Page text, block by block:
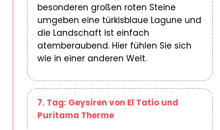
besonderen großen roten Steine
umgeben eine türkisblaue Lagune und
die Landschaft ist einfach
atemberaubend. Hier fühlen Sie sich
wie in einer anderen Welt.
7. Tag: Geysiren von El Tatio und
Puritama Therme